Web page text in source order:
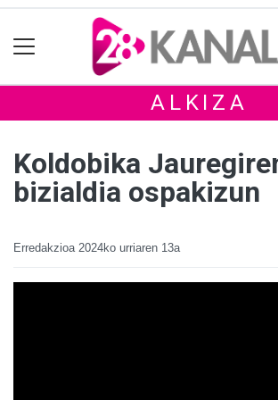
ALKIZA
Koldobika
bizialdia ospakizun
Erredakzioa 2024ko urriaren 13a